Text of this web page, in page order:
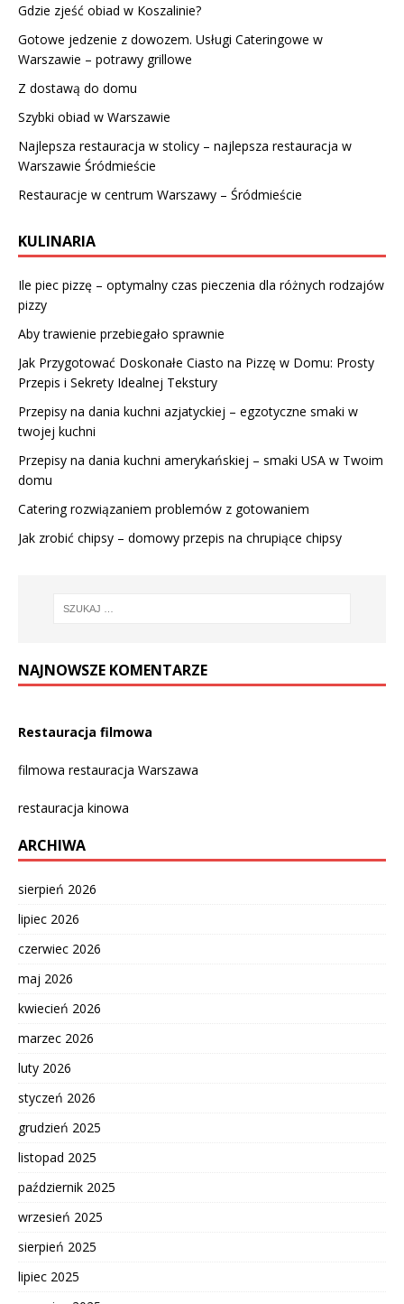
Gdzie zjeść obiad w Koszalinie?
Gotowe jedzenie z dowozem. Usługi Cateringowe w
Warszawie – potrawy grillowe
Z dostawą do domu
Szybki obiad w Warszawie
Najlepsza restauracja w stolicy – najlepsza restauracja w
Warszawie Śródmieście
Restauracje w centrum Warszawy – Śródmieście
KULINARIA
Ile piec pizzę – optymalny czas pieczenia dla różnych rodzajów
pizzy
Aby trawienie przebiegało sprawnie
Jak Przygotować Doskonałe Ciasto na Pizzę w Domu: Prosty
Przepis i Sekrety Idealnej Tekstury
Przepisy na dania kuchni azjatyckiej – egzotyczne smaki w
twojej kuchni
Przepisy na dania kuchni amerykańskiej – smaki USA w Twoim
domu
Catering rozwiązaniem problemów z gotowaniem
Jak zrobić chipsy – domowy przepis na chrupiące chipsy
NAJNOWSZE KOMENTARZE
Restauracja filmowa
filmowa restauracja Warszawa
restauracja kinowa
ARCHIWA
sierpień 2026
lipiec 2026
czerwiec 2026
maj 2026
kwiecień 2026
marzec 2026
luty 2026
styczeń 2026
grudzień 2025
listopad 2025
październik 2025
wrzesień 2025
sierpień 2025
lipiec 2025